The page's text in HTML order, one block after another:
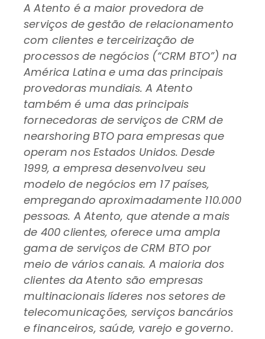
A Atento é a maior provedora de
serviços de gestão de relacionamento
com clientes e terceirização de
processos de negócios (“CRM BTO”) na
América Latina e uma das principais
provedoras mundiais. A Atento
também é uma das principais
fornecedoras de serviços de CRM de
nearshoring BTO para empresas que
operam nos Estados Unidos. Desde
1999, a empresa desenvolveu seu
modelo de negócios em 17 países,
empregando aproximadamente 110.000
pessoas. A Atento, que atende a mais
de 400 clientes, oferece uma ampla
gama de serviços de CRM BTO por
meio de vários canais. A maioria dos
clientes da Atento são empresas
multinacionais líderes nos setores de
telecomunicações, serviços bancários
e financeiros, saúde, varejo e governo.